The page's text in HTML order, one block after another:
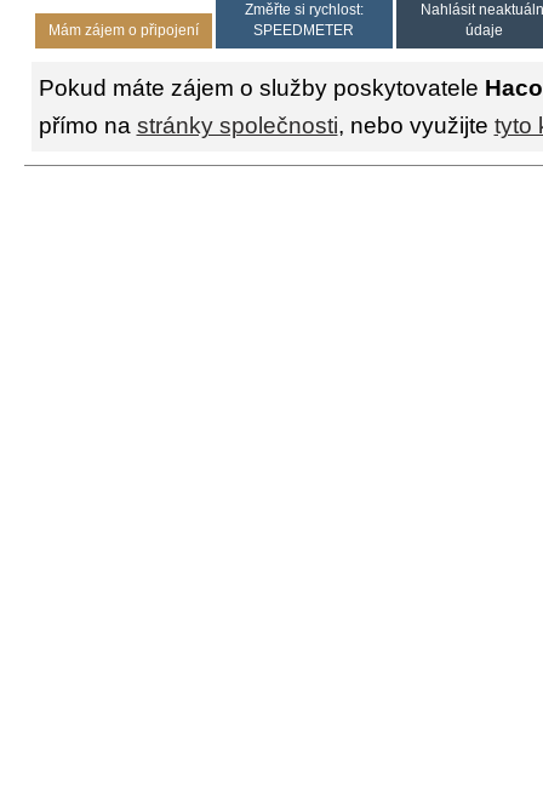
Mám zájem o připojení
Změřte si rychlost:
SPEEDMETER
Nahlásit
údaje
Pokud máte zájem o služby poskytovatele
přímo na stránky společnosti, nebo využijte tyto